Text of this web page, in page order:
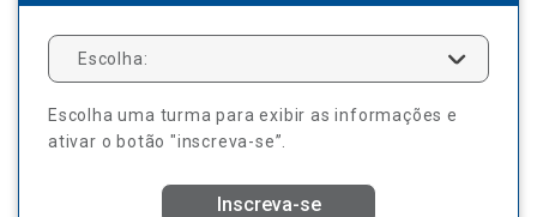
Escolha:
Escolha uma turma para exibir as informações e
ativar o botão "inscreva-se”.
Inscreva-se